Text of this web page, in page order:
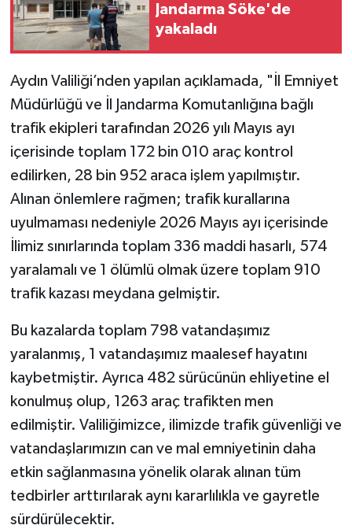
Jandarma Söke'de
yakaladı
Aydın Valiliği’nden yapılan açıklamada, "İl Emniyet
Müdürlüğü ve İl Jandarma Komutanlığına bağlı
trafik ekipleri tarafından 2026 yılı Mayıs ayı
içerisinde toplam 172 bin 010 araç kontrol
edilirken, 28 bin 952 araca işlem yapılmıştır.
Alınan önlemlere rağmen; trafik kurallarına
uyulmaması nedeniyle 2026 Mayıs ayı içerisinde
İlimiz sınırlarında toplam 336 maddi hasarlı, 574
yaralamalı ve 1 ölümlü olmak üzere toplam 910
trafik kazası meydana gelmiştir.
Bu kazalarda toplam 798 vatandaşımız
yaralanmış, 1 vatandaşımız maalesef hayatını
kaybetmiştir. Ayrıca 482 sürücünün ehliyetine el
konulmuş olup, 1263 araç trafikten men
edilmiştir. Valiliğimizce, ilimizde trafik güvenliği ve
vatandaşlarımızın can ve mal emniyetinin daha
etkin sağlanmasına yönelik olarak alınan tüm
tedbirler arttırılarak aynı kararlılıkla ve gayretle
sürdürülecektir.